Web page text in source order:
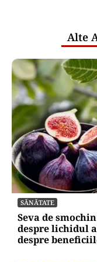
Alte
SĂNĂTATE
Seva de
despre lichidul
despre